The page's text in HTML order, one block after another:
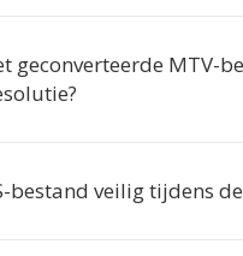
geconverteerde MTV-
bestand veilig tijdens